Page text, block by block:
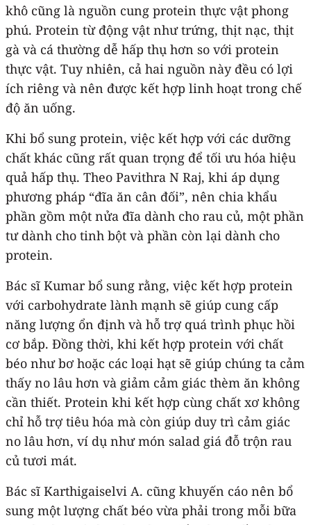
khô cũng là nguồn cung protein thực vật phong
phú. Protein từ động vật như trứng, thịt nạc, thịt
gà và cá thường dễ hấp thụ hơn so với protein
thực vật. Tuy nhiên, cả hai nguồn này đều có lợi
ích riêng và nên được kết hợp linh hoạt trong chế
độ ăn uống.
Khi bổ sung protein, việc kết hợp với các dưỡng
chất khác cũng rất quan trọng để tối ưu hóa hiệu
quả hấp thụ. Theo Pavithra N Raj, khi áp dụng
phương pháp “đĩa ăn cân đối”, nên chia khẩu
phần gồm một nửa đĩa dành cho rau củ, một phần
tư dành cho tinh bột và phần còn lại dành cho
protein.
Bác sĩ Kumar bổ sung rằng, việc kết hợp protein
với carbohydrate lành mạnh sẽ giúp cung cấp
năng lượng ổn định và hỗ trợ quá trình phục hồi
cơ bắp. Đồng thời, khi kết hợp protein với chất
béo như bơ hoặc các loại hạt sẽ giúp chúng ta cảm
thấy no lâu hơn và giảm cảm giác thèm ăn không
cần thiết. Protein khi kết hợp cùng chất xơ không
chỉ hỗ trợ tiêu hóa mà còn giúp duy trì cảm giác
no lâu hơn, ví dụ như món salad giá đỗ trộn rau
củ tươi mát.
Bác sĩ Karthigaiselvi A. cũng khuyến cáo nên bổ
sung một lượng chất béo vừa phải trong mỗi bữa